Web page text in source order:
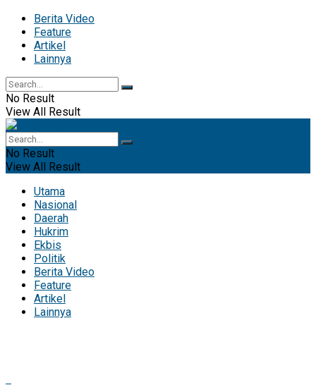
Berita Video
Feature
Artikel
Lainnya
No Result
View All Result
No Result
View All Result
Utama
Nasional
Daerah
Hukrim
Ekbis
Politik
Berita Video
Feature
Artikel
Lainnya